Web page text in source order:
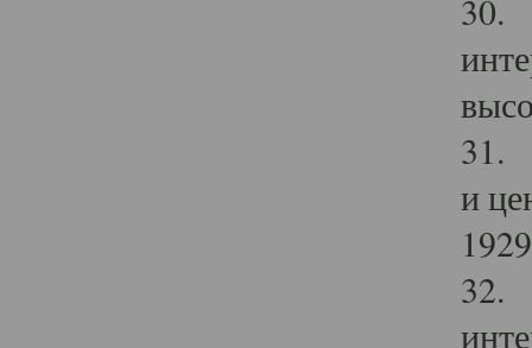
30.
31.
и
32.